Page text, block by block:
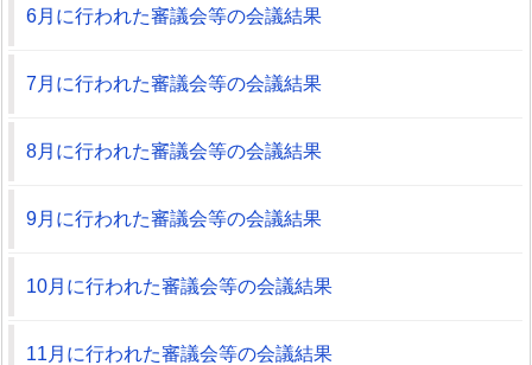
6月に行われた審議会等の会議結果
7月に行われた審議会等の会議結果
8月に行われた審議会等の会議結果
9月に行われた審議会等の会議結果
10月に行われた審議会等の会議結果
11月に行われた審議会等の会議結果